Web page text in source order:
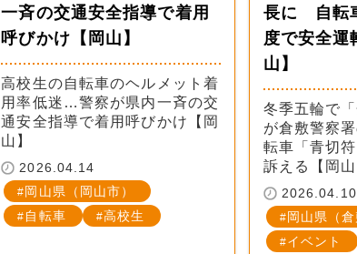
一斉の交通安全指導で着用
呼びかけ【岡山】
高校生の自転車のヘルメット着
用率低迷…警察が県内一斉の交
通安全指導で着用呼びかけ【岡
山】
2026.04.14
岡山県（岡山市）
自転車
高校生
長に 自転
度で安全運
山】
冬季五輪で
が倉敷警察
転車「青切
訴える【岡山
2026.04.10
岡山県（倉
イベント